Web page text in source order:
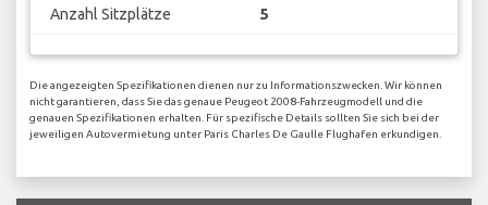
Anzahl Sitzplätze 5
Die angezeigten Spezifikationen dienen nur zu Informationszwecken. Wir können
nicht garantieren, dass Sie das genaue Peugeot 2008-Fahrzeugmodell und die
genauen Spezifikationen erhalten. Für spezifische Details sollten Sie sich bei der
jeweiligen Autovermietung unter Paris Charles De Gaulle Flughafen erkundigen.